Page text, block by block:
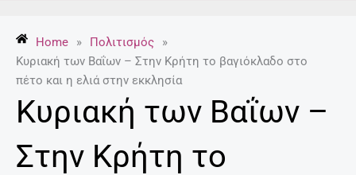
f
p
Home » Πολιτισμός
»
Κυριακή των Βαΐων – Στην Κρήτη το βαγιόκλαδο στο
πέτο και η ελιά στην εκκλησία
Κυριακή των Βαΐων –
Στην Κρήτη το